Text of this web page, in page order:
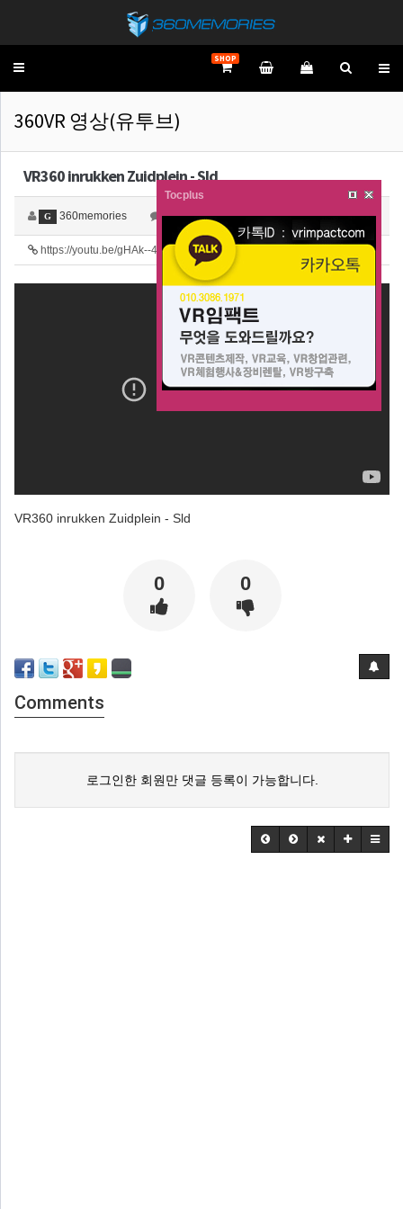
Toggle
SHOP
360VR 영상(유투브)
VR360 inrukken Zuidplein - Sld
G 360memories 0 4,313
42
https://youtu.be/gHAk--4swTE
VR360 inrukken Zuidplein - Sld
0 0
Comments
로그인한 회원만 댓글 등록이 가능합니다.
Tocplus